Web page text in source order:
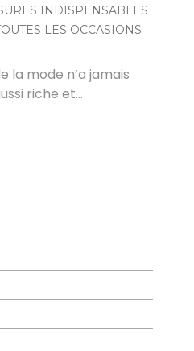
INDISPENSABLES
LES OCCASIONS
la mode n’a jamais
riche et…